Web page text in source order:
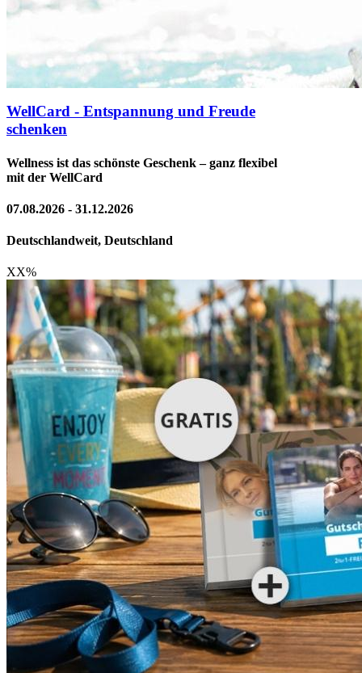
WellCard - Entspannung und Freude
schenken
Wellness ist das schönste Geschenk – ganz flexibel
mit der WellCard
07.08.2026 - 31.12.2026
Deutschlandweit, Deutschland
XX%